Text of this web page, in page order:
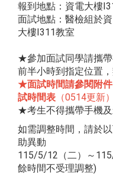
報到地點：資電大樓
面試地點：醫檢組於
大樓I311教室
★參加面試同學請攜
前半小時到指定位置
★面試時間請參閱附
試時間表 （0514更新）
★考生不得攜帶手機
如需調整時間，請於
助異動
115/5/12（二）～
餘時間不受理調整)